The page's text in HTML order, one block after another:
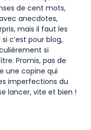
de cent mots,
anecdotes,
mais il faut les
c’est pour blog,
si
Promis, pas de
une copine qui
imperfections du
lancer, vite et bien !